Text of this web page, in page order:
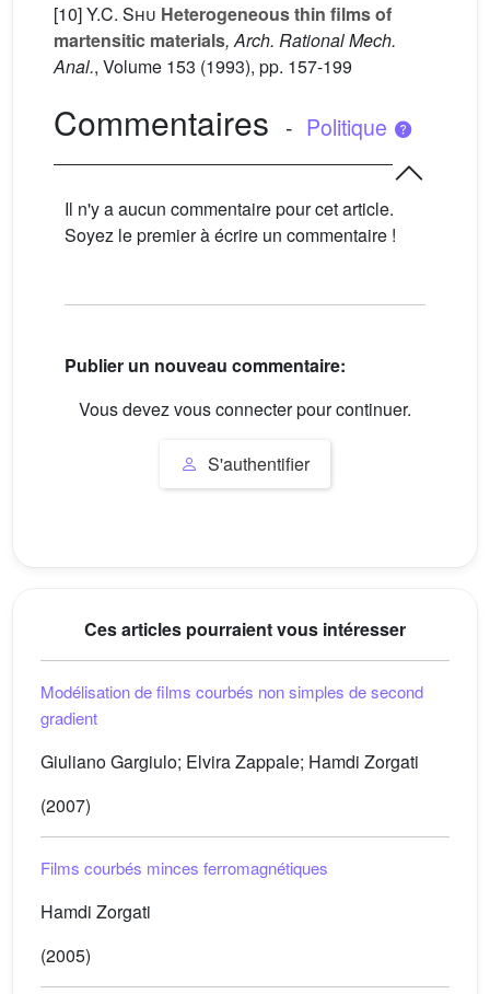
[10]Y.C. Shu Heterogeneous thin films of
martensitic materials, Arch. Rational Mech.
Anal., Volume 153 (1993), pp. 157-199
Commentaires - Politique
Il n'y a aucun commentaire pour cet article.
Soyez le premier à écrire un commentaire !
Publier un nouveau commentaire:
Vous devez vous connecter pour continuer.
S'authentifier
Ces articles pourraient vous intéresser
Modélisation de films courbés non simples de second
gradient
Giuliano Gargiulo; Elvira Zappale; Hamdi Zorgati
(2007)
Films courbés minces ferromagnétiques
Hamdi Zorgati
(2005)